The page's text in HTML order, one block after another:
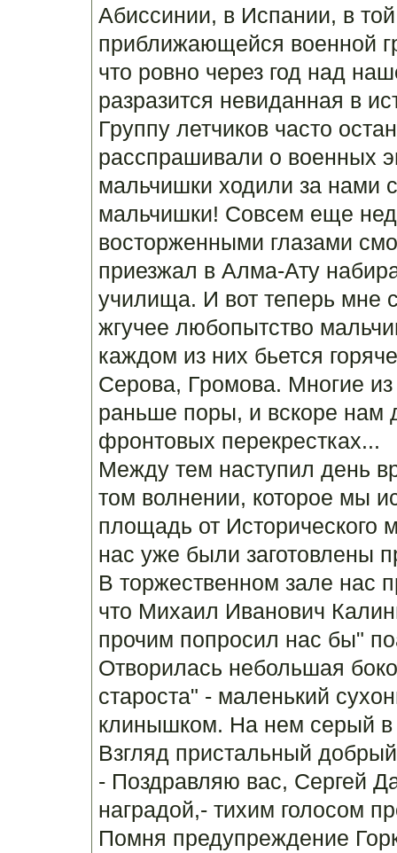
Абиссинии, в Испании, в
приближающейся военной
что ровно через год над
разразится невиданная в
Группу летчиков часто
расспрашивали о военных
мальчишки ходили за нами
мальчишки! Совсем еще
восторженными глазами
приезжал в Алма-Ату
училища. И вот теперь мне
жгучее любопытство
каждом из них бьется
Серова, Громова. Многие
раньше поры, и вскоре нам
фронтовых перекрестках...
Между тем наступил день
том волнении, которое мы
площадь от Исторического
нас уже были заготовлены
В торжественном зале нас
что Михаил Иванович
прочим попросил нас бы"
Отворилась небольшая
староста" - маленький
клинышком. На нем серый в
Взгляд пристальный
- Поздравляю вас, Сергей
наградой,- тихим голосом
Помня предупреждение